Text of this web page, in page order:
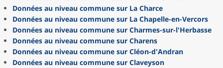
Données au niveau commune sur La Charce
Données au niveau commune sur La Chapelle-en-Vercors
Données au niveau commune sur Charmes-sur-l'Herbasse
Données au niveau commune sur Charens
Données au niveau commune sur Cléon-d'Andran
Données au niveau commune sur Claveyson